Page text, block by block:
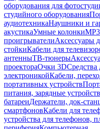
оборудования для
студийного оборудования
аудиотехникаНаушники и
акустикаУмные колонки
проигрывателиАксессуары
стойкиКабели для
антенныТВ-тюнеры
проектораОчки 3DСредства
электроникойКабели,
портативных устройств
питания, зарядные
батареиДержатели, док-
смартфоновКабели для
устройства для телефонов,